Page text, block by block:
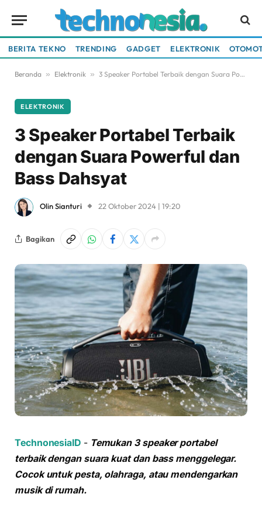
BERITA TEKNO TRENDING GADGET ELEKTRONIK
Beranda » Elektronik » 3 Speaker Portabel Terbaik dengan Suara Powerful dan Bass Dahsyat
ELEKTRONIK
3 Speaker Portabel Terbaik
dengan Suara Powerful dan
Bass Dahsyat
Olin Sianturi 22 Oktober 2024 | 19:20
Bagikan
TechnonesiaID - Temukan 3 speaker portabel
terbaik dengan suara kuat dan bass menggelegar.
Cocok untuk pesta, olahraga, atau mendengarkan
musik di rumah.